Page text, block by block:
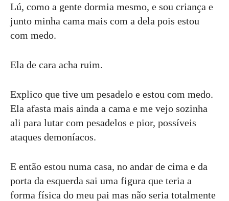
Lú, como a gente dormia mesmo, e sou criança e
junto minha cama mais com a dela pois estou
com medo.
Ela de cara acha ruim.
Explico que tive um pesadelo e estou com medo.
Ela afasta mais ainda a cama e me vejo sozinha
ali para lutar com pesadelos e pior, possíveis
ataques demoníacos.
E então estou numa casa, no andar de cima e da
porta da esquerda sai uma figura que teria a
forma física do meu pai mas não seria totalmente